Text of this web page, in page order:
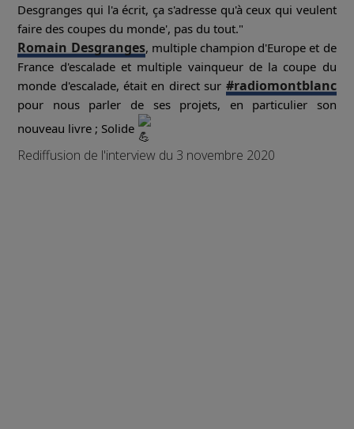
Desgranges qui l'a écrit, ça s'adresse qu'à ceux qui veulent
faire des coupes du monde', pas du tout."
Romain Desgranges, multiple champion d'Europe et de
France d'escalade et multiple vainqueur de la coupe du
monde d'escalade, était en direct sur #radiomontblanc
pour nous parler de ses projets, en particulier son
nouveau livre ; Solide
Rediffusion de l'interview du 3 novembre 2020